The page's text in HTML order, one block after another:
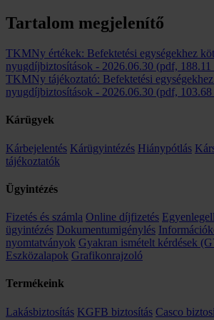
Tartalom megjelenítő
TKMNy értékek: Befektetési egységekhez
nyugdíjbiztosítások - 2026.06.30 (pdf,
TKMNy tájékoztató: Befektetési
nyugdíjbiztosítások - 2026.06.30 (pdf,
Kárügyek
Kárbejelentés Kárügyintézés Hiánypótlás
tájékoztatók
Ügyintézés
Fizetés és számla Online díjfizetés
ügyintézés Dokumentumigénylés
nyomtatványok Gyakran ismételt kérdések
Eszközalapok Grafikonrajzoló
Termékeink
Lakásbiztosítás KGFB biztosítás Casco